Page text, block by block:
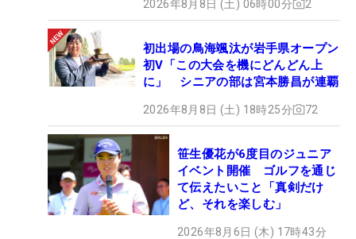
2026年8月8日 (土) 06時00分 2
初出場の鳥海颯汰が岩手県オープン
初V「この大会を機にどんどん上
に」 シニアの部は宮本勝昌が連覇
2026年8月8日 (土) 18時25分 72
笹生優花が6度目のジュニア
イベント開催 ゴルフを通じ
て伝えたいこと「真剣だけ
ど、それを楽しむ」
2026年8月6日 (木) 17時43分